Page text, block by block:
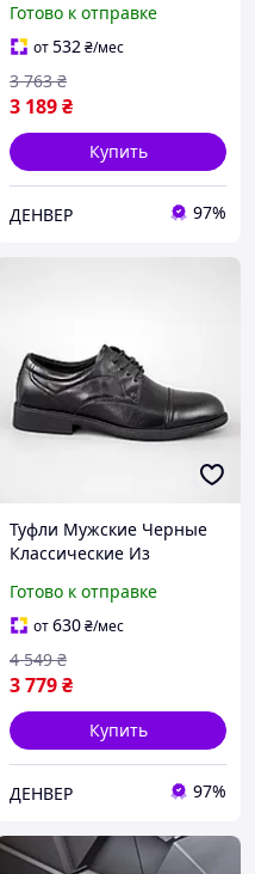
Мягкой Натуральной
Кожи. Денвер Чоловічі
Лофери Туфлі Класичні
Готово к отправке
от532₴/мес
3 189₴
3 763 ₴
Купить
ДЕНВЕР 97%
Туфли Мужские Черные
Классические Из
Денвер Туфлі Чоловічі
Чорні Класичні З
Натуральної Шкіри
Готово к отправке
от630₴/мес
3 779₴
4 549 ₴
Купить
ДЕНВЕР 97%